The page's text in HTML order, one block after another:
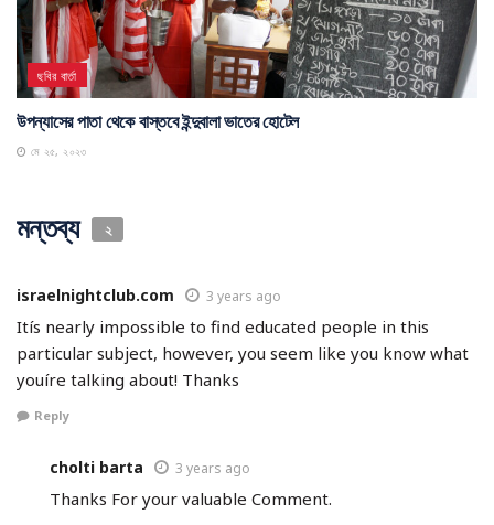
ছবির বার্তা
উপন্যাসের পাতা থেকে বাস্তবে ইন্দুবালা ভাতের হোটেল
মে ২৫, ২০২৩
মন্তব্য ২
israelnightclub.com 3 years ago
Itís nearly impossible to find educated people in this
particular subject, however, you seem like you know what
youíre talking about! Thanks
Reply
cholti barta 3 years ago
Thanks For your valuable Comment.